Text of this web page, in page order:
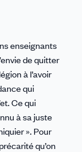
enseignants
de quitter
à l’avoir
qui
Ce qui
à sa juste
». Pour
qu’on